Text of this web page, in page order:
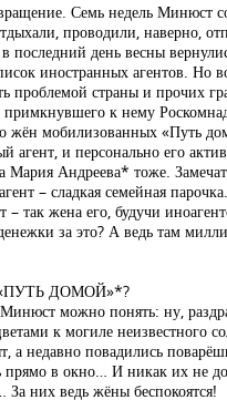
Семь недель Минюст
проводили, наверно,
последний день весны
иностранных агентов. Но
проблемой страны и прочих
к нему
жён мобилизованных «Путь
агент, и персонально его
Мария Андреева* тоже.
– сладкая семейная
– так жена его, будучи
за это? А ведь там
ДОМОЙ»*?
можно понять: ну,
к могиле неизвестного
а недавно повадились
прямо в окно… И никак их не
них ведь жёны беспокоятся!